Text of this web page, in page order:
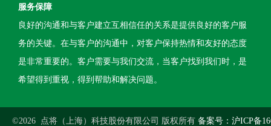
服务保障
良好的沟通和与客户建立互相信任的关系是提供良好的客户服
务的关键。在与客户的沟通中，对客户保持热情和友好的态度
是非常重要的。客户需要与我们交流，当客户找到我们时，是
希望得到重视，得到帮助和解决问题。
©2026 点将（上海）科技股份有限公司 版权所有 备案号：沪ICP备